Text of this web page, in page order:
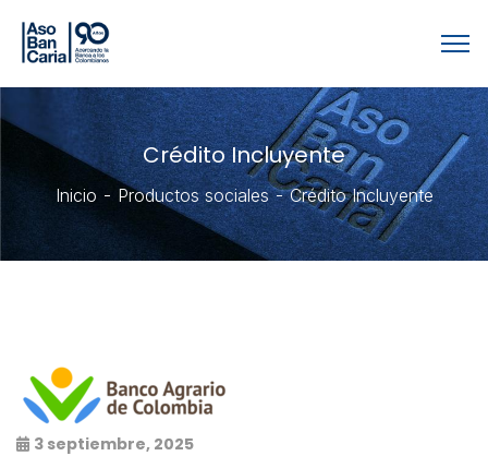
Crédito Incluyente
Inicio Productos sociales Crédito Incluyente
3 septiembre, 2025